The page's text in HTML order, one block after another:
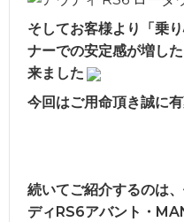
そしてお客様より「乗
ナーでの安定感が増し
来ました
今回はご用命頂き誠に
続いてご紹介するのは
ディRS6アバント・